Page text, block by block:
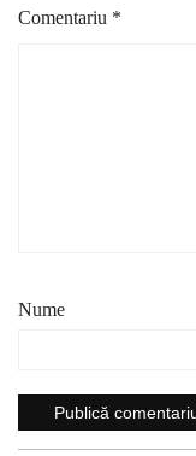
Comentariu *
Nume